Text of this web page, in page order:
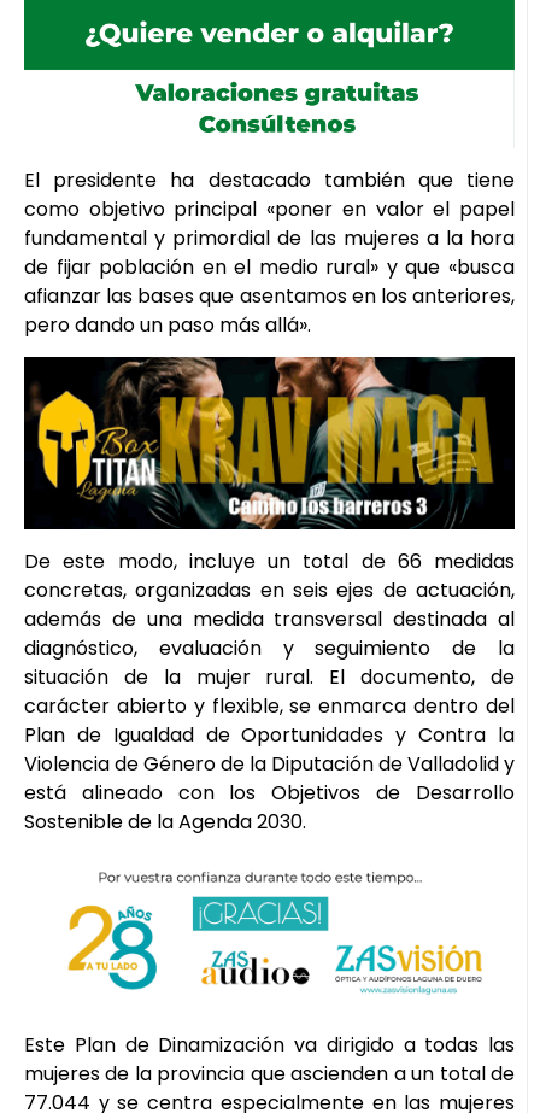
El presidente ha destacado también que tiene
como objetivo principal «poner en valor el papel
fundamental y primordial de las mujeres a la hora
de fijar población en el medio rural» y que «busca
afianzar las bases que asentamos en los anteriores,
pero dando un paso más allá».
De este modo, incluye un total de 66 medidas
concretas, organizadas en seis ejes de actuación,
además de una medida transversal destinada al
diagnóstico, evaluación y seguimiento de la
situación de la mujer rural. El documento, de
carácter abierto y flexible, se enmarca dentro del
Plan de Igualdad de Oportunidades y Contra la
Violencia de Género de la Diputación de Valladolid y
está alineado con los Objetivos de Desarrollo
Sostenible de la Agenda 2030.
Este Plan de Dinamización va dirigido a todas las
mujeres de la provincia que ascienden a un total de
77.044 y se centra especialmente en las mujeres